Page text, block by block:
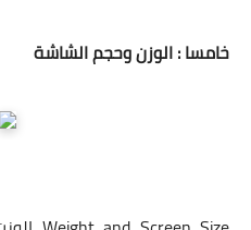
خامسا : الوزن وحجم الشاشة